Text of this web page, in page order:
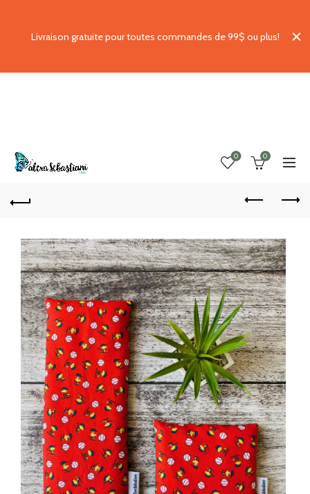
0 0
Livraison gratuite pour toutes commandes de 99$ ou plus!